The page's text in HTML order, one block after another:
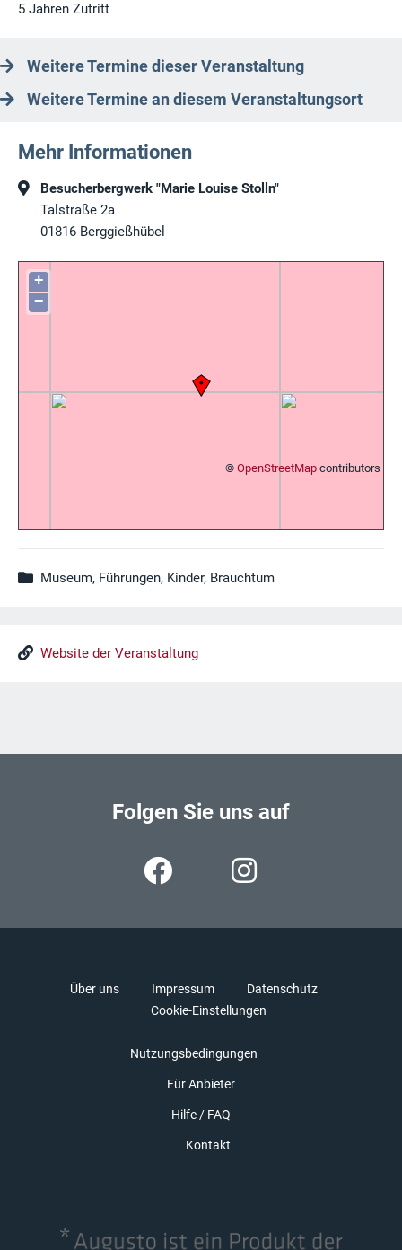
5 Jahren Zutritt
Weitere Termine dieser Veranstaltung
Weitere Termine an diesem Veranstaltungsort
Mehr Informationen
Besucherbergwerk "Marie Louise Stolln"
Talstraße 2a
01816 Berggießhübel
+
−
© OpenStreetMap contributors
Museum, Führungen, Kinder, Brauchtum
Website der Veranstaltung
Folgen Sie uns auf
Über uns Impressum
Datenschutz
Cookie-Einstellungen
Nutzungsbedingungen
Für Anbieter
Hilfe / FAQ
Kontakt